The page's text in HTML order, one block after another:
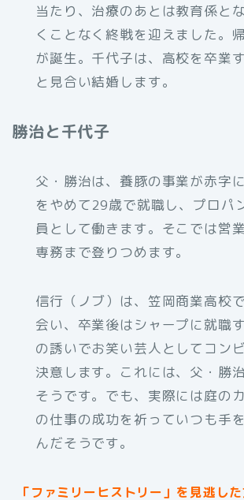
当たり、治療のあとは教育係と
くことなく終戦を迎えました。
が誕生。千代子は、高校を卒業
と見合い結婚します。
勝治と千代子
父・勝治は、養豚の事業が赤字
をやめて29歳で就職し、プロパ
員として働きます。そこでは営
専務まで登りつめます。
信行（ノブ）は、笠岡商業高校
会い、卒業後はシャープに就職
の誘いでお笑い芸人としてコン
決意します。これには、父・勝
そうです。でも、実際には庭の
の仕事の成功を祈っていつも手
んだそうです。
「ファミリーヒストリー」を見逃し